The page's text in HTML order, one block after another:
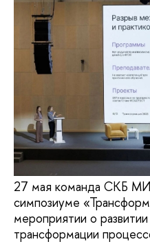
27 мая команда СКБ
симпозиуме
мероприятии о
трансформации